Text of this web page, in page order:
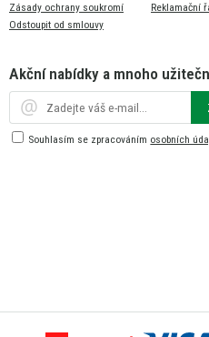
Zásady ochrany soukromí
Odstoupit od smlouvy
Reklamační
Akční nabídky a mnoho
Souhlasím se zpracováním osobních